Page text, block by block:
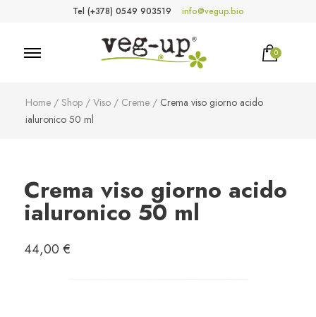
Tel (+378) 0549 903519 info@vegup.bio
0
Home / Shop / Viso / Creme / Crema viso giorno acido
ialuronico 50 ml
Crema viso giorno acido
ialuronico 50 ml
44,00 €